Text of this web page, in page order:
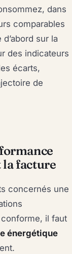
dans
comparables
sur la
des indicateurs
écarts,
de
la facture
concernés une
il faut
énergétique